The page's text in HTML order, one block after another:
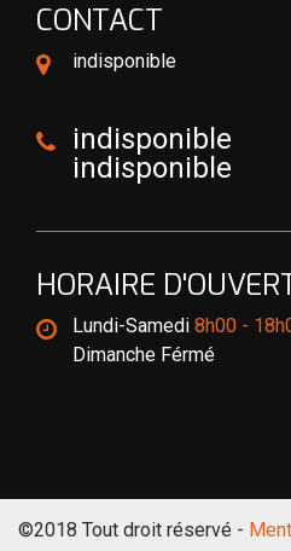
CONTACT
indisponible
indisponible
indisponible
HORAIRE
Lundi-Samedi 8h00 -
Dimanche Férmé
©2018 Tout droit réservé -